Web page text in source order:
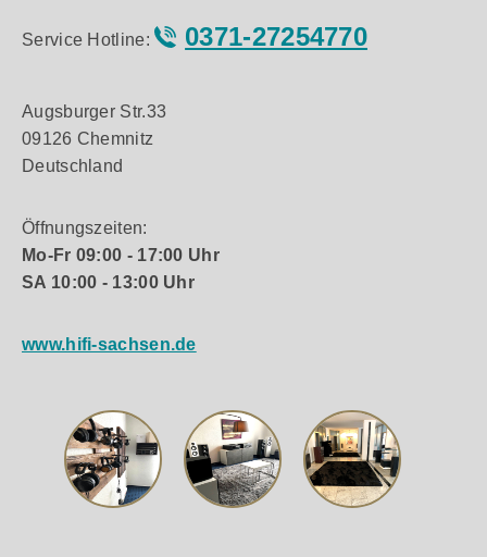
Service Hotline: 0371-27254770
Augsburger Str.33
09126 Chemnitz
Deutschland
Öffnungszeiten:
Mo-Fr 09:00 - 17:00 Uhr
SA 10:00 - 13:00 Uhr
www.hifi-sachsen.de